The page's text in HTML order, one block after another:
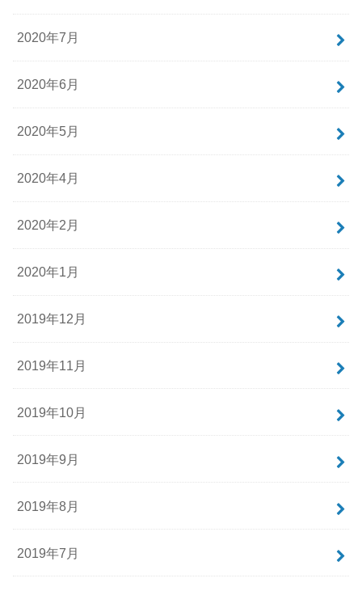
2020年7月
2020年6月
2020年5月
2020年4月
2020年2月
2020年1月
2019年12月
2019年11月
2019年10月
2019年9月
2019年8月
2019年7月